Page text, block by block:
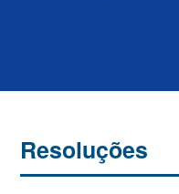
Resoluções